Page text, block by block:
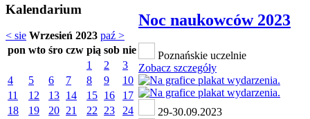
Kalendarium
< sie Wrzesień 2023 paź >
pon wto śro czw pią sob nie
1
2
3
4
5 6 7 8 9
10
11
12 13 14 15 16
17
18
19 20 21 22 23
24
Noc naukowców 2023
Poznańskie uczelnie
Zobacz szczegóły
29-30.09.2023